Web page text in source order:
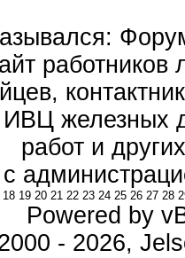
работников
железных
работ и
18 19 20 21 22 23 24 25 26 27 28
Powered by
- 2026,